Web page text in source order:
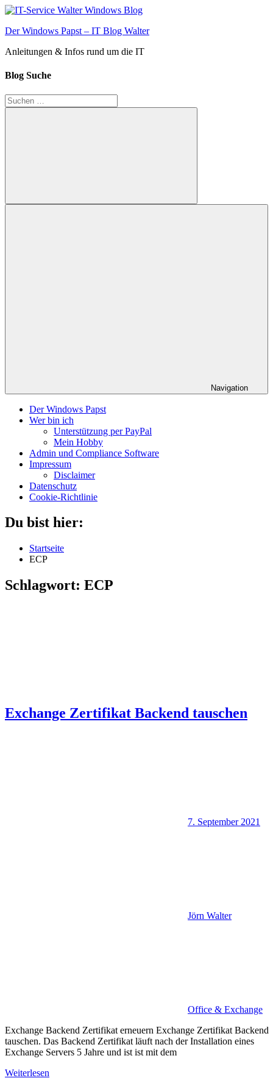
Zum
springen
Der Windows Papst – IT Blog Walter
Anleitungen & Infos rund um die IT
Blog Suche
Suchen
nach:
Suchen
Navigation
Der Windows Papst
Wer bin ich
Unterstützung per PayPal
Mein Hobby
Admin und Compliance Software
Impressum
Disclaimer
Datenschutz
Cookie-Richtlinie
Du bist hier:
Startseite
ECP
Schlagwort: ECP
Exchange Zertifikat Backend tauschen
7. September 2021
Jörn Walter
Office & Exchange
Exchange Backend Zertifikat erneuern Exchange Zertifikat Backend
tauschen. Das Backend Zertifikat läuft nach der Installation eines
Exchange Servers 5 Jahre und ist ist mit dem
Weiterlesen